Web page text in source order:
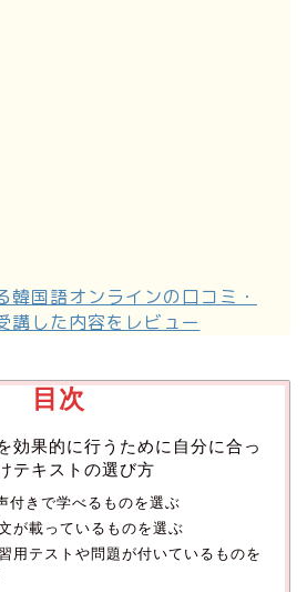
韓国語オンラインの口コミ・
講した内容をレビュー
目次
効果的に行うために自分に合っ
テキストの選び方
付きで学べるものを選ぶ
が載っているものを選ぶ
用テストや問題が付いているものを